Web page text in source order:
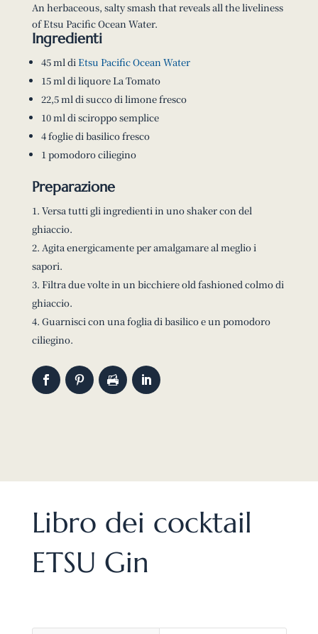
An herbaceous, salty smash that reveals all the liveliness
of Etsu Pacific Ocean Water.
Ingredienti
45 ml diEtsu Pacific Ocean Water
15 ml di liquore La Tomato
22,5 ml di succo di limone fresco
10 ml di sciroppo semplice
4 foglie di basilico fresco
1 pomodoro ciliegino
Preparazione
Versa tutti gli ingredienti in uno shaker con del
ghiaccio.
Agita energicamente per amalgamare al meglio i
sapori.
Filtra due volte in un bicchiere old fashioned colmo di
ghiaccio.
Guarnisci con una foglia di basilico e un pomodoro
ciliegino.
Libro dei cocktail
ETSU Gin